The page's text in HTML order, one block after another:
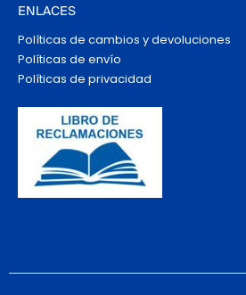
ENLACES
Políticas de cambios y devoluciones
Políticas de envío
Políticas de privacidad